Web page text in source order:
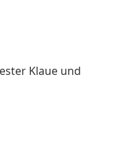
Klaue und